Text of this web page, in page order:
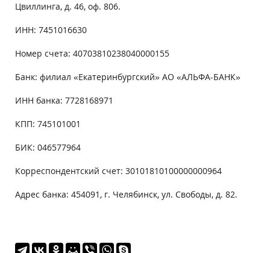
Цвиллинга, д. 46, оф. 806.
ИНН: 7451016630
Номер счета: 40703810238040000155
Банк: филиал «Екатеринбургский» АО «АЛЬФА-БАНК»
ИНН банка: 7728168971
КПП: 745101001
БИК: 046577964
Корреспондентский счет: 30101810100000000964
Адрес банка: 454091, г. Челябинск, ул. Свободы, д. 82.